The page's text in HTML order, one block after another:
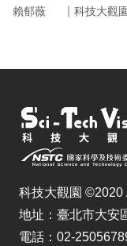
賴郁薇 ｜ 科技大觀
科技大觀園 ©2020
地址：臺北市大安
電話：02-